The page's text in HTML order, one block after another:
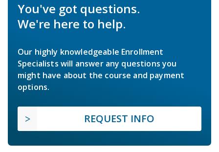
You've got questions.
We're here to help.
Our highly knowledgeable Enrollment
Specialists will answer any questions you
might have about the course and payment
options.
REQUEST INFO